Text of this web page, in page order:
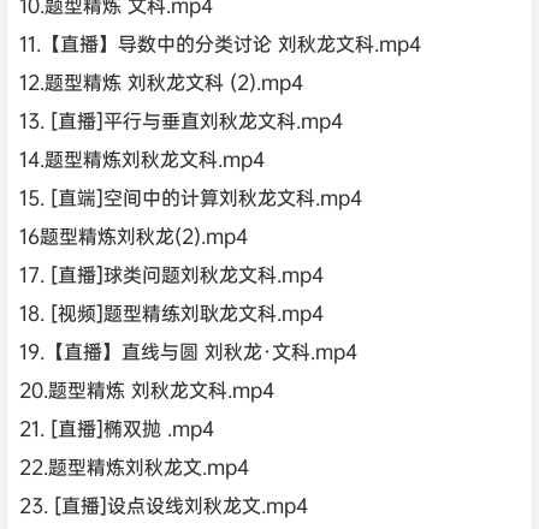
11.【直播】导数中的分类讨论 刘秋龙文科.mp4
12.题型精炼 刘秋龙文科 (2).mp4
13. [直播]平行与垂直刘秋龙文科.mp4
14.题型精炼刘秋龙文科.mp4
15. [直端]空间中的计算刘秋龙文科.mp4
16题型精炼刘秋龙(2).mp4
17. [直播]球类问题刘秋龙文科.mp4
18. [视频]题型精练刘耿龙文科.mp4
19.【直播】直线与圆 刘秋龙·文科.mp4
20.题型精炼 刘秋龙文科.mp4
21. [直播]椭双抛 .mp4
22.题型精炼刘秋龙文.mp4
23. [直播]设点设线刘秋龙文.mp4